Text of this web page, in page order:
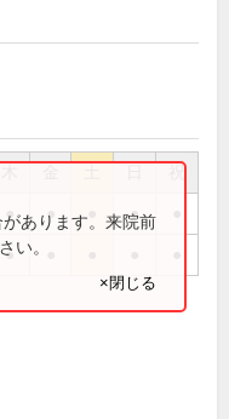
祝
● ● ●
●
あります。来院前
い。
×閉じる